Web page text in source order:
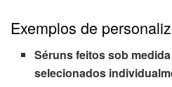
Exemplos de
Séruns feitos sob
selecionados